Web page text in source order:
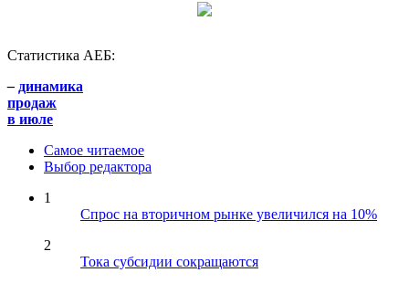
Статистика АЕБ:
– динамика
продаж
в июле
Самое читаемое
Выбор редактора
1
Спрос на вторичном рынке увеличился на 10%
2
Тока субсидии сокращаются